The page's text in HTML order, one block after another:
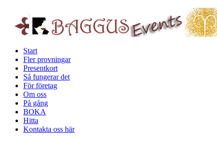
Start
Fler provningar
Presentkort
Så fungerar det
För företag
Om oss
På gång
BOKA
Hitta
Kontakta oss här